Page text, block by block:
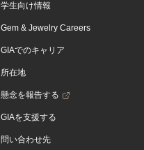
学生向け情報
Gem & Jewelry Careers
GIAでのキャリア
所在地
懸念を報告する
GIAを支援する
問い合わせ先